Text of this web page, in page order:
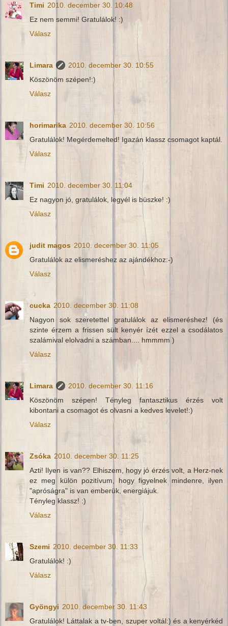
Timi 2010. december 30. 10:48
Ez nem semmi! Gratulálok! :)
Válasz
Limara
2010. december 30. 10:55
Köszönöm szépen!:)
Válasz
horimarika 2010. december 30. 10:56
Gratulálok! Megérdemelted! Igazán klassz csomagot kaptál.
Válasz
Timi 2010. december 30. 11:04
Ez nagyon jó, gratulálok, legyél is büszke! :)
Válasz
judit magos 2010. december 30. 11:05
Gratulálok az elismeréshez az ajándékhoz:-)
Válasz
cucka 2010. december 30. 11:08
Nagyon sok szeretettel gratulálok az elismeréshez! (és
szinte érzem a frissen sült kenyér ízét ezzel a csodálatos
szalámival elolvadni a számban.... hmmmm )
Válasz
Limara
2010. december 30. 11:16
Köszönöm szépen! Tényleg fantasztikus érzés volt
kibontani a csomagot és olvasni a kedves levelet!:)
Válasz
Zsóka 2010. december 30. 11:25
Azti! Ilyen is van?? Elhiszem, hogy jó érzés volt, a Herz-nek
ez meg külön pozitívum, hogy figyelnek mindenre, ilyen
"apróságra" is van emberük, energiájuk.
Tényleg klassz! :)
Válasz
Szemi 2010. december 30. 11:33
Gratulálok! :)
Válasz
Gyöngyi 2010. december 30. 11:43
Gratulálok! Láttalak a tv-ben, szuper voltál:) és a kenyérkéd